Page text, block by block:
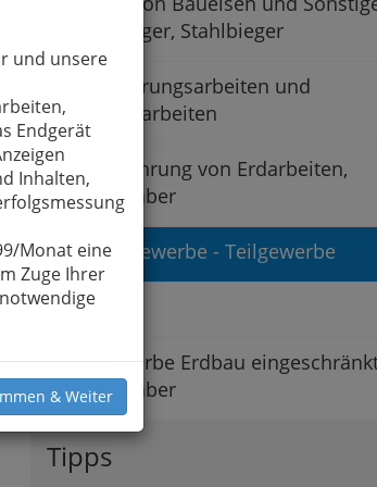
und unsere
Endgerät
Inhalten,
Monat eine
Zuge Ihrer
& Weiter
Eisenbieger, Stahlbieger
Demolierungsarbeiten und
Abbrucharbeiten
Durchführung von Erdarbeiten,
Deichgräber
Erdbaugewerbe - Teilgewerbe
LI Bau
Teilgewerbe Erdbau
Totengräber
Tipps